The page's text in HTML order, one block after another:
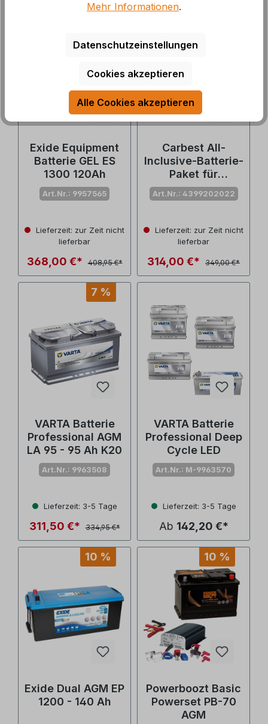
Exide Equipment
Batterie GEL ES
1300 120Ah
Art.Nr.: 9957565
Lieferzeit: zur Zeit nicht
lieferbar
368,00 €* 408,95 €*
Carbest All-
Inclusive-Batterie-
Paket für
Rangiersysteme
Art.Nr.: 4399202022
Lieferzeit: zur Zeit nicht
lieferbar
314,00 €* 349,00 €*
7 %
VARTA Batterie
Professional AGM
LA 95 - 95 Ah K20
Art.Nr.: 9963508
Lieferzeit: 3-5 Tage
311,50 €* 334,95 €*
VARTA Batterie
Professional Deep
Cycle LED
Art.Nr.: M-9963570
Lieferzeit: 3-5 Tage
Ab 142,20 €*
10 %
Exide Dual AGM EP
1200 - 140 Ah
10 %
Powerboozt Basic
Powerset PB-70
AGM
Mehr Informationen.
Datenschutzeinstellungen
Cookies akzeptieren
Alle Cookies akzeptieren